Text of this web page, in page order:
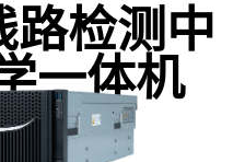
路检测中
一体机